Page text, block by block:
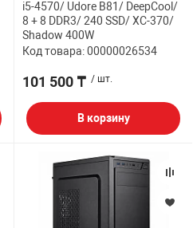
PCI АДАПТЕРЫ
USB
НАБОР ДЛЯ
CD-DVD ДИСКИ
ЛЕНТА ДЛЯ
i5-4570/ Udore B81/ DeepCool/
8 + 8 DDR3/ 240 SSD/ XC-370/
Shadow 400W
Код товара: 00000026534
101 500 ₸ / шт.
В корзину